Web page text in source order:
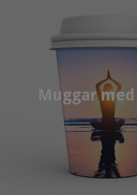
Muggar med